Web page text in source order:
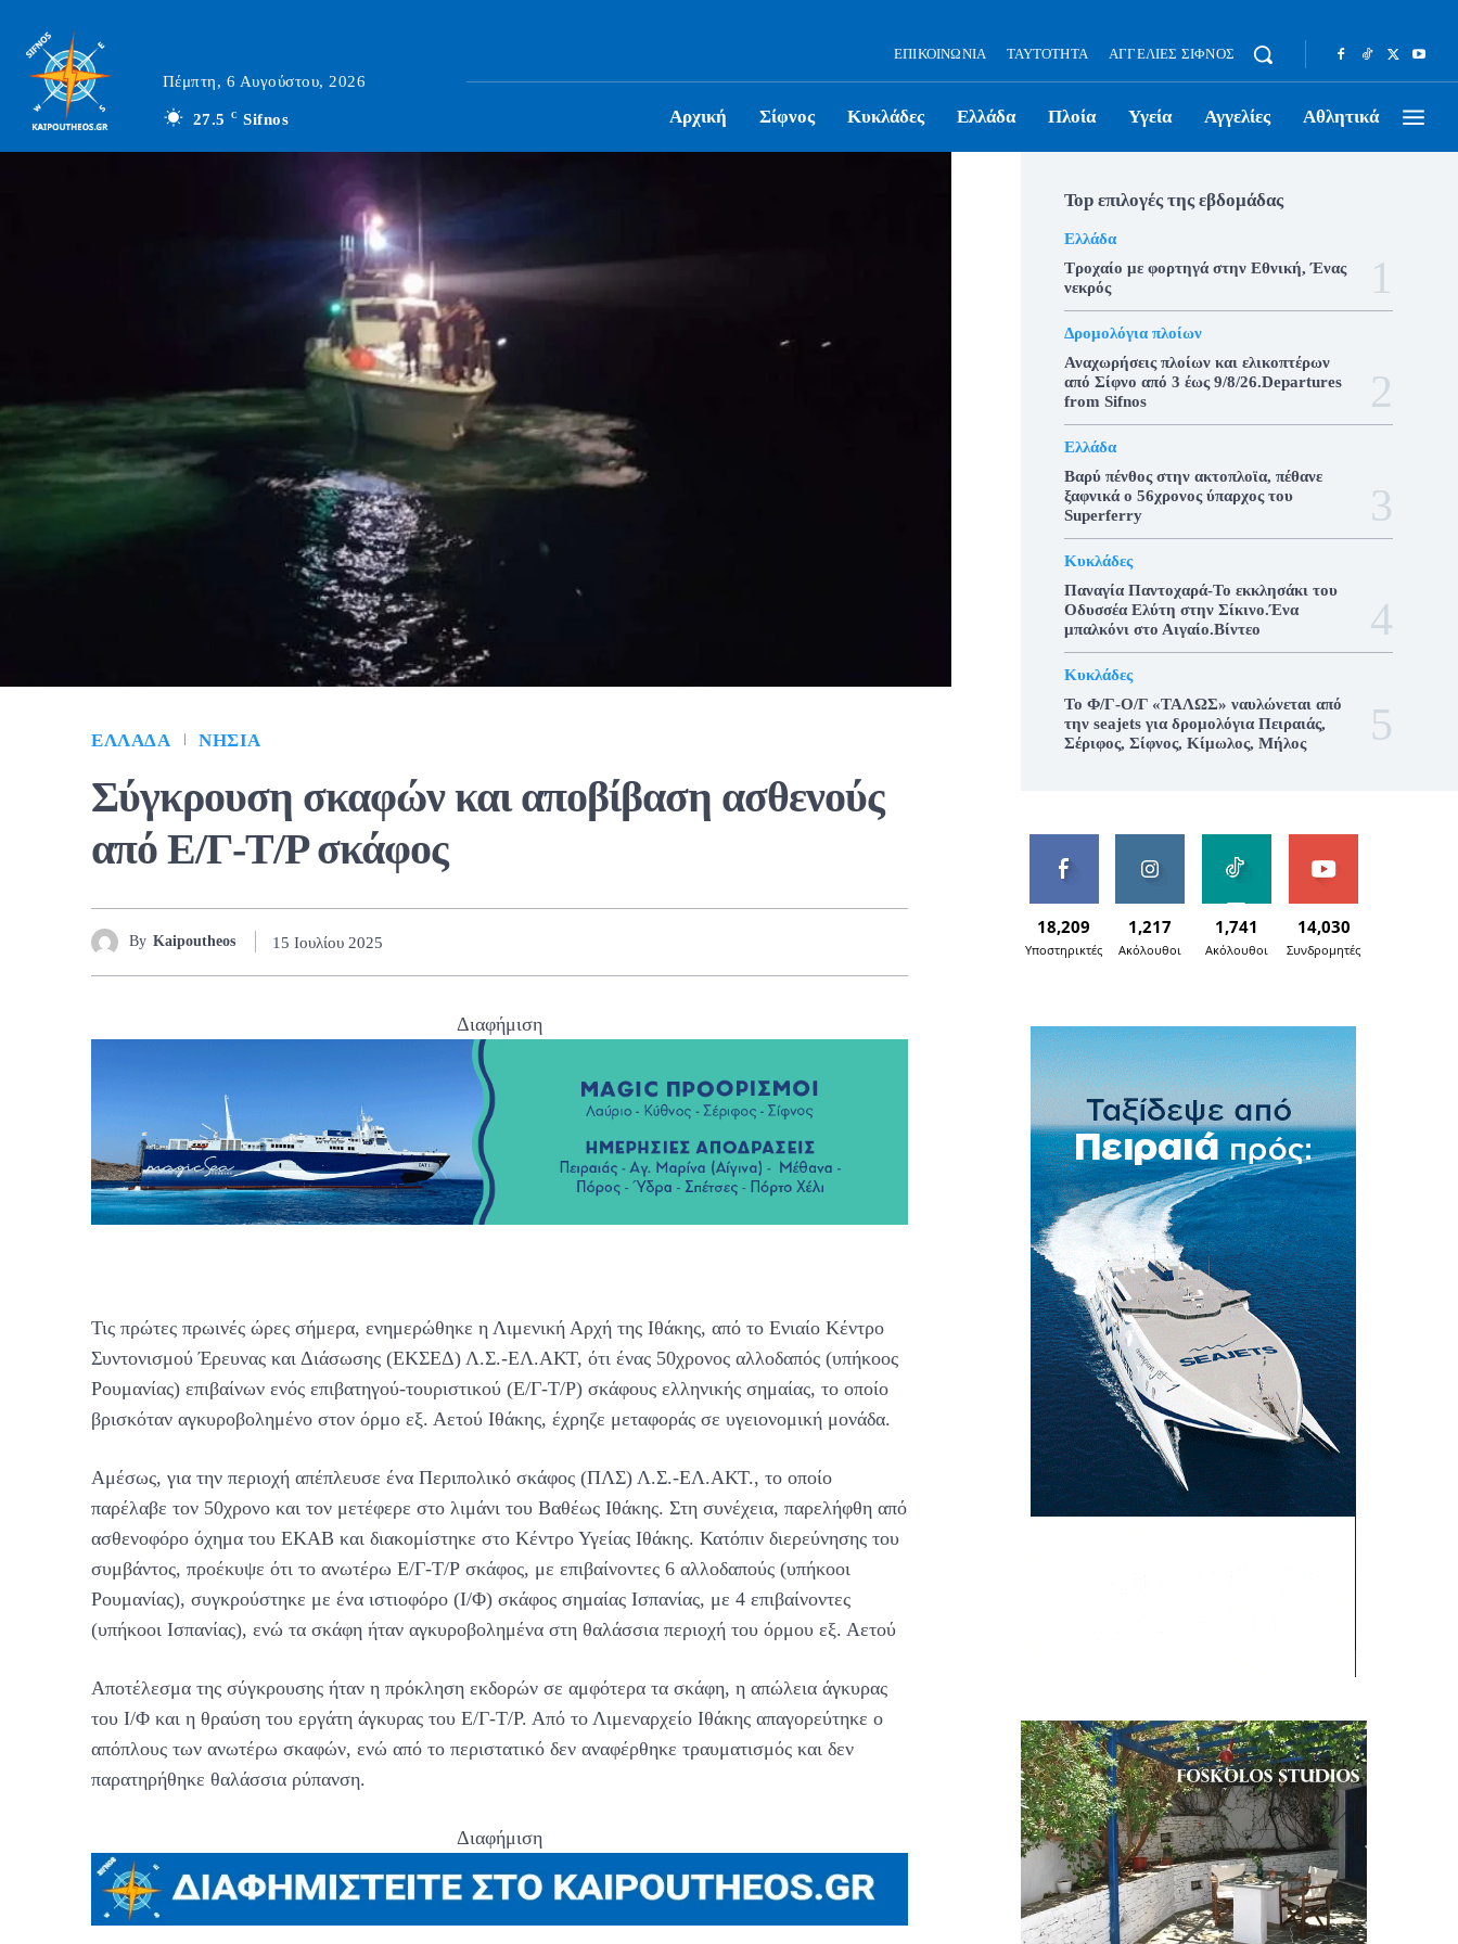
Πέμπτη, 6 Αυγούστου, 2026
27.5 C Sifnos
ΕΠΙΚΟΙΝΩΝΊΑ ΤΑΥΤΌΤΗΤΑ ΑΓΓΕΛΊΕΣ ΣΊΦΝΟΣ
Αρχική Σίφνος Κυκλάδες Ελλάδα Πλοία Υγεία Αγγελίες Αθλητικά
ΕΛΛΆΔΑ ΝΗΣΙΆ
Σύγκρουση σκαφών και αποβίβαση ασθενούς
από Ε/Γ-Τ/Ρ σκάφος
By Kaipoutheos 15 Ιουλίου 2025
Διαφήμιση
Τις πρώτες πρωινές ώρες σήμερα, ενημερώθηκε η Λιμενική Αρχή της Ιθάκης, από το Ενιαίο Κέντρο
Συντονισμού Έρευνας και Διάσωσης (ΕΚΣΕΔ) Λ.Σ.-ΕΛ.ΑΚΤ, ότι ένας 50χρονος αλλοδαπός (υπήκοος
Ρουμανίας) επιβαίνων ενός επιβατηγού-τουριστικού (Ε/Γ-Τ/Ρ) σκάφους ελληνικής σημαίας, το οποίο
βρισκόταν αγκυροβολημένο στον όρμο εξ. Αετού Ιθάκης, έχρηζε μεταφοράς σε υγειονομική μονάδα.
Αμέσως, για την περιοχή απέπλευσε ένα Περιπολικό σκάφος (ΠΛΣ) Λ.Σ.-ΕΛ.ΑΚΤ., το οποίο
παρέλαβε τον 50χρονο και τον μετέφερε στο λιμάνι του Βαθέως Ιθάκης. Στη συνέχεια, παρελήφθη από
ασθενοφόρο όχημα του ΕΚΑΒ και διακομίστηκε στο Κέντρο Υγείας Ιθάκης. Κατόπιν διερεύνησης του
συμβάντος, προέκυψε ότι το ανωτέρω Ε/Γ-Τ/Ρ σκάφος, με επιβαίνοντες 6 αλλοδαπούς (υπήκοοι
Ρουμανίας), συγκρούστηκε με ένα ιστιοφόρο (Ι/Φ) σκάφος σημαίας Ισπανίας, με 4 επιβαίνοντες
(υπήκοοι Ισπανίας), ενώ τα σκάφη ήταν αγκυροβολημένα στη θαλάσσια περιοχή του όρμου εξ. Αετού
Αποτέλεσμα της σύγκρουσης ήταν η πρόκληση εκδορών σε αμφότερα τα σκάφη, η απώλεια άγκυρας
του Ι/Φ και η θραύση του εργάτη άγκυρας του Ε/Γ-Τ/Ρ. Από το Λιμεναρχείο Ιθάκης απαγορεύτηκε ο
απόπλους των ανωτέρω σκαφών, ενώ από το περιστατικό δεν αναφέρθηκε τραυματισμός και δεν
παρατηρήθηκε θαλάσσια ρύπανση.
Διαφήμιση
Top επιλογές της εβδομάδας
Ελλάδα
Τροχαίο με φορτηγά στην Εθνική, Ένας
νεκρός
Δρομολόγια πλοίων
Αναχωρήσεις πλοίων και ελικοπτέρων
από Σίφνο από 3 έως 9/8/26.Departures
from Sifnos
Ελλάδα
Βαρύ πένθος στην ακτοπλοϊα, πέθανε
ξαφνικά ο 56χρονος ύπαρχος του
Superferry
Κυκλάδες
Παναγία Παντοχαρά-Το εκκλησάκι του
Οδυσσέα Ελύτη στην Σίκινο.Ένα
μπαλκόνι στο Αιγαίο.Βίντεο
Κυκλάδες
To Φ/Γ-Ο/Γ «ΤΑΛΩΣ» ναυλώνεται από
την seajets για δρομολόγια Πειραιάς,
Σέριφος, Σίφνος, Κίμωλος, Μήλος
18,209
Υποστηρικτές
1,217
Ακόλουθοι
1,741
Ακόλουθοι
14,030
Συνδρομητές